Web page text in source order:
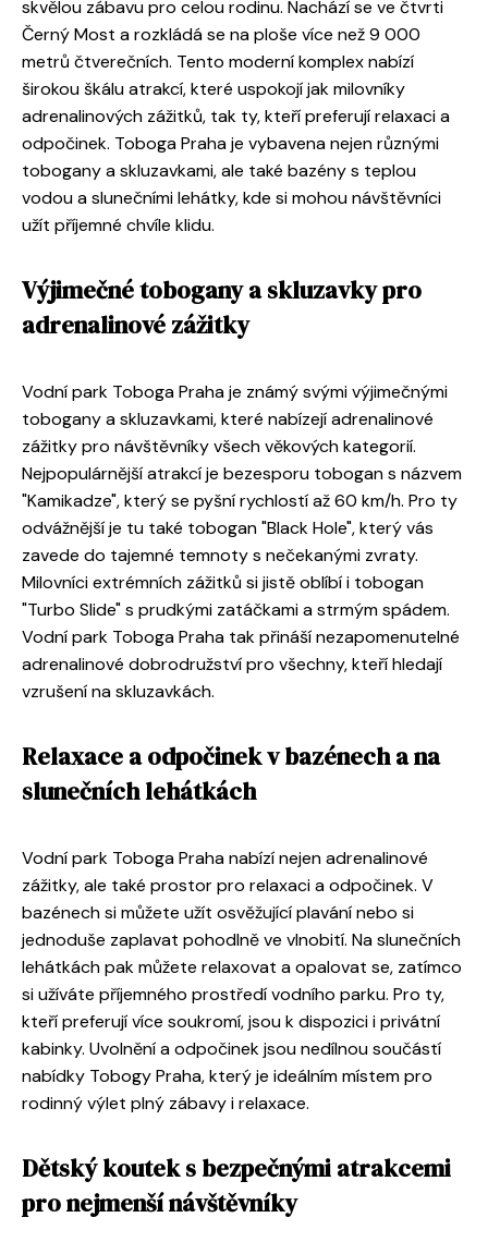
skvělou zábavu pro celou rodinu. Nachází se ve čtvrti
Černý Most a rozkládá se na ploše více než 9 000
metrů čtverečních. Tento moderní komplex nabízí
širokou škálu atrakcí, které uspokojí jak milovníky
adrenalinových zážitků, tak ty, kteří preferují relaxaci a
odpočinek. Toboga Praha je vybavena nejen různými
tobogany a skluzavkami, ale také bazény s teplou
vodou a slunečními lehátky, kde si mohou návštěvníci
užít příjemné chvíle klidu.
Výjimečné tobogany a skluzavky pro
adrenalinové zážitky
Vodní park Toboga Praha je známý svými výjimečnými
tobogany a skluzavkami, které nabízejí adrenalinové
zážitky pro návštěvníky všech věkových kategorií.
Nejpopulárnější atrakcí je bezesporu tobogan s názvem
"Kamikadze", který se pyšní rychlostí až 60 km/h. Pro ty
odvážnější je tu také tobogan "Black Hole", který vás
zavede do tajemné temnoty s nečekanými zvraty.
Milovníci extrémních zážitků si jistě oblíbí i tobogan
"Turbo Slide" s prudkými zatáčkami a strmým spádem.
Vodní park Toboga Praha tak přináší nezapomenutelné
adrenalinové dobrodružství pro všechny, kteří hledají
vzrušení na skluzavkách.
Relaxace a odpočinek v bazénech a na
slunečních lehátkách
Vodní park Toboga Praha nabízí nejen adrenalinové
zážitky, ale také prostor pro relaxaci a odpočinek. V
bazénech si můžete užít osvěžující plavání nebo si
jednoduše zaplavat pohodlně ve vlnobití. Na slunečních
lehátkách pak můžete relaxovat a opalovat se, zatímco
si užíváte příjemného prostředí vodního parku. Pro ty,
kteří preferují více soukromí, jsou k dispozici i privátní
kabinky. Uvolnění a odpočinek jsou nedílnou součástí
nabídky Tobogy Praha, který je ideálním místem pro
rodinný výlet plný zábavy i relaxace.
Dětský koutek s bezpečnými atrakcemi
pro nejmenší návštěvníky